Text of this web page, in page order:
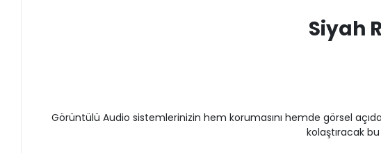
Siyah
Görüntülü Audio sistemlerinizin hem korumasını hemde görsel
kolaştıracak